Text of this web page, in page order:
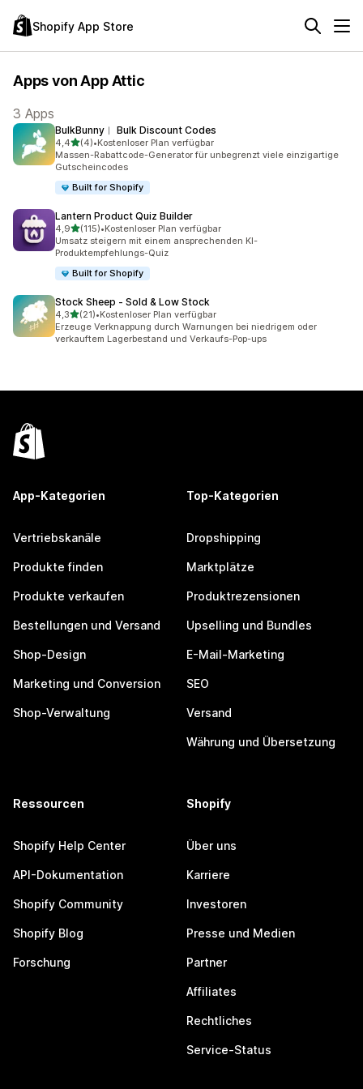
Shopify App Store
Apps von App Attic
3 Apps
BulkBunny︱ Bulk Discount Codes
4,4von 5 Sternen
(4)
4 Rezensionen insgesamt
•Kostenloser Plan verfügbar
Massen-Rabattcode-Generator für unbegrenzt viele einzigartige
Gutscheincodes
Built for Shopify
Lantern Product Quiz Builder
4,9von 5 Sternen
(115)
115 Rezensionen insgesamt
•Kostenloser Plan verfügbar
Umsatz steigern mit einem ansprechenden KI-
Produktempfehlungs-Quiz
Built for Shopify
Stock Sheep ‑ Sold & Low Stock
4,3von 5 Sternen
(21)
21 Rezensionen insgesamt
•Kostenloser Plan verfügbar
Erzeuge Verknappung durch Warnungen bei niedrigem oder
verkauftem Lagerbestand und Verkaufs-Pop-ups
App-Kategorien
Vertriebskanäle
Produkte finden
Produkte verkaufen
Bestellungen und Versand
Shop-Design
Marketing und Conversion
Shop-Verwaltung
Top-Kategorien
Dropshipping
Marktplätze
Produktrezensionen
Upselling und Bundles
E-Mail-Marketing
SEO
Versand
Währung und Übersetzung
Ressourcen
Shopify Help Center
API-Dokumentation
Shopify Community
Shopify Blog
Forschung
Shopify
Über uns
Karriere
Investoren
Presse und Medien
Partner
Affiliates
Rechtliches
Service-Status